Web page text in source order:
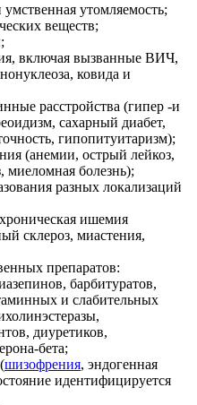
утомляемость;
веществ;
включая вызванные ВИЧ,
ковида и
расстройства (гипер -и
сахарный диабет,
гипопитуитаризм);
(анемии, острый лейкоз,
миеломная болезнь);
разных локализаций
ишемия
склероз, миастения,
препаратов:
барбитуратов,
и слабительных
диуретиков,
бета;
(шизофрения, эндогенная
идентифицируется